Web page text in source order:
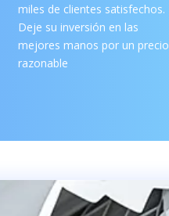
miles de clientes satisfechos.
Deje su inversión en las
mejores manos por un precio
razonable